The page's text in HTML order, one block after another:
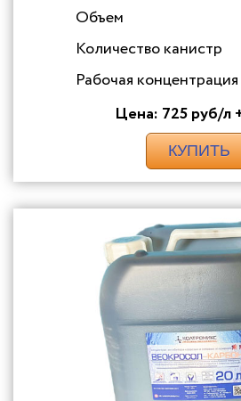
Объем
Количество канистр
Рабочая концентрация
Цена: 725 руб/
КУПИТЬ